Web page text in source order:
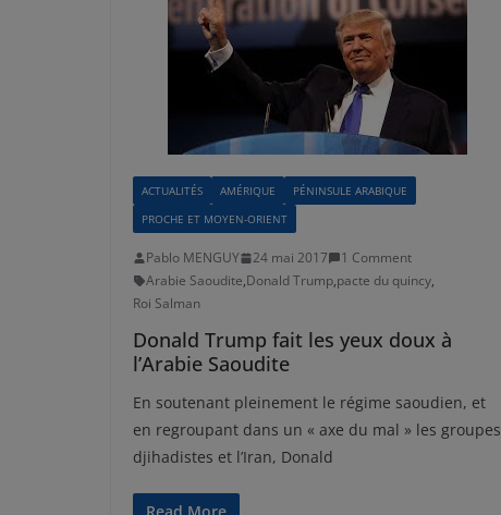
ACTUALITÉS AMÉRIQUE
PÉNINSULE ARABIQUE
PROCHE ET MOYEN-ORIENT
Pablo MENGUY 24 mai 2017
1 Comment
Arabie Saoudite,Donald Trump,pacte du quincy,
Roi Salman
Donald Trump fait les yeux doux à
l’Arabie Saoudite
En soutenant pleinement le régime saoudien, et
en regroupant dans un « axe du mal » les groupes
djihadistes et l’Iran, Donald